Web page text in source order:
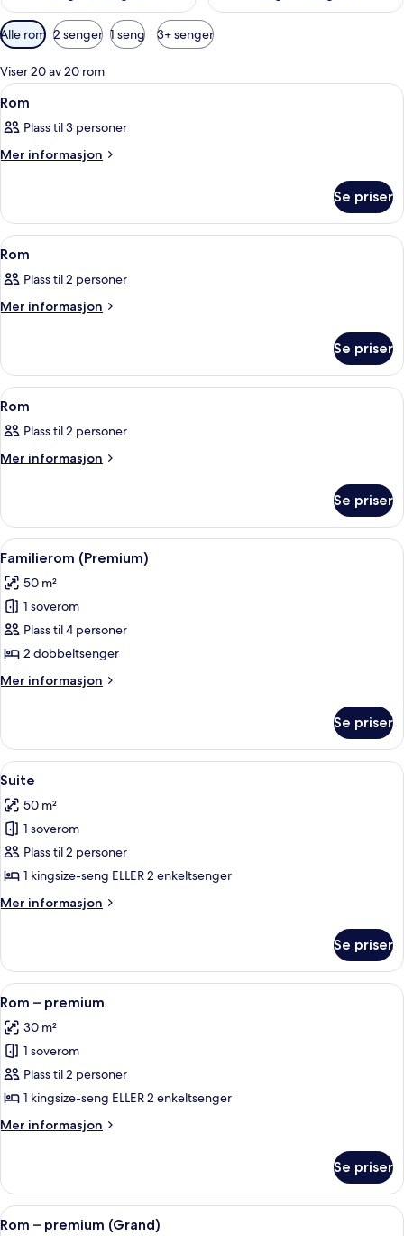
Tilgjengelige
filtre
for
rom
Alle rom 2 senger 1 seng 3+ senger
Viser 20 av 20 rom
Åpne
alle
bildene
av
Minibar, safe på rommet, skrivebord
3
Rom
Plass til 3 personer
Mer informasjon
Mer
Se priser
Åpne
alle
bildene
av
Minibar, safe på rommet, skrivebord
5
Rom
Plass til 2 personer
Mer informasjon
Mer
Se priser
Åpne
alle
bildene
av
Minibar, safe på rommet, skrivebord
6
Rom
Plass til 2 personer
Mer informasjon
Mer
Se priser
Åpne
alle
bildene
av
Familierom
(Premium)
Familierom (Premium) | Minibar,
6
Familierom (Premium)
50 m²
1 soverom
Plass til 4 personer
2 dobbeltsenger
Mer informasjon
Mer
(Premium)
Se priser
Åpne
alle
bildene
av
Suite
Minibar, safe på rommet, skrivebord
5
Suite
50 m²
1 soverom
Plass til 2 personer
1 kingsize-seng ELLER 2 enkeltsenger
Mer informasjon
Mer
Se priser
Åpne
alle
bildene
av
Rom
–
premium
Rom – premium | Minibar, safe på
5
Rom – premium
30 m²
1 soverom
Plass til 2 personer
1 kingsize-seng ELLER 2 enkeltsenger
Mer informasjon
Mer
–
premium
Se priser
Åpne
Minibar, safe på rommet, skrivebord
4
Rom – premium (Grand)